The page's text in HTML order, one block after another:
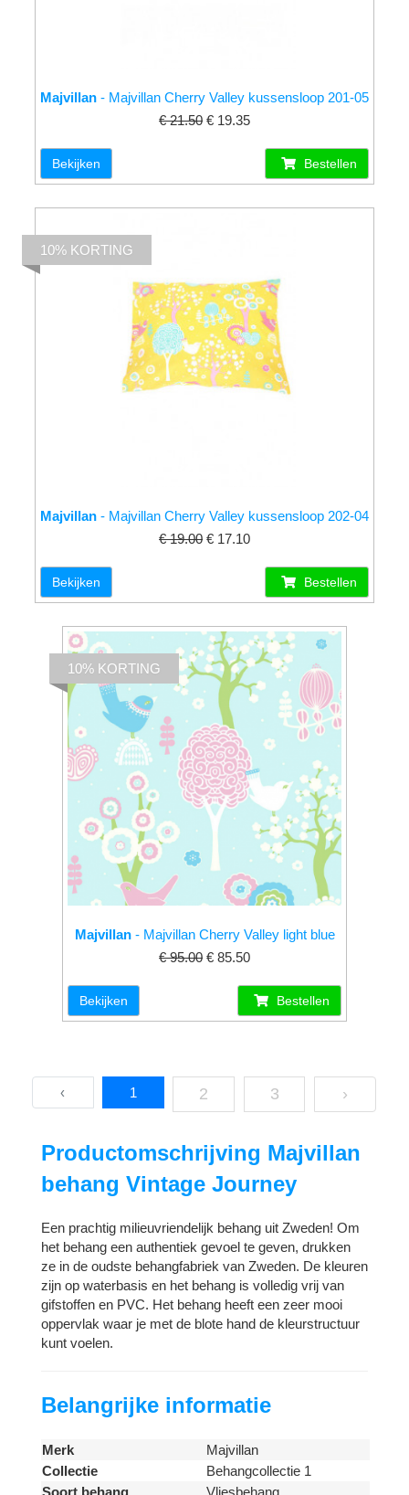
Majvillan - Majvillan Cherry Valley kussensloop 201-05
€ 21.50 € 19.35
Bekijken Bestellen
Majvillan - Majvillan Cherry Valley kussensloop 202-04
€ 19.00 € 17.10
10% KORTING
Bekijken Bestellen
Majvillan- Majvillan Cherry Valley light blue
€ 95.00 € 85.50
10% KORTING
Bekijken Bestellen
‹ 1 2 3 ›
Productomschrijving Majvillan
behang Vintage Journey
Een prachtig milieuvriendelijk behang uit Zweden! Om
het behang een authentiek gevoel te geven, drukken
ze in de oudste behangfabriek van Zweden. De kleuren
zijn op waterbasis en het behang is volledig vrij van
gifstoffen en PVC. Het behang heeft een zeer mooi
oppervlak waar je met de blote hand de kleurstructuur
kunt voelen.
Belangrijke informatie
Merk
Majvillan
Collectie
Behangcollectie 1
Soort behang
Vliesbehang